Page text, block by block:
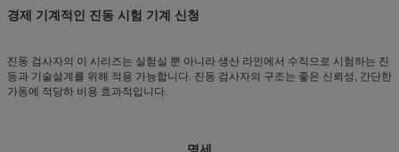
경제 기계적인 진동 시험 기계 신청
진동 검사자의 이 시리즈는 실험실 뿐 아니라 생산 라인에서 수직으로 시험하는 진
동과 기술설계를 위해 적용 가능합니다. 진동 검사자의 구조는 좋은 신뢰성, 간단한
가동에 적당하 비용 효과적입니다.